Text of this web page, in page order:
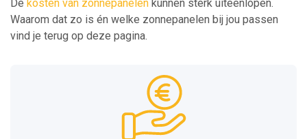
De kosten van zonnepanelen kunnen sterk uiteenlopen.
Waarom dat zo is én welke zonnepanelen bij jou passen
vind je terug op deze pagina.